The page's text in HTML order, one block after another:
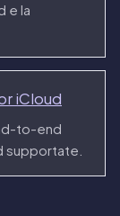
e la
iCloud
to-end
supportate.